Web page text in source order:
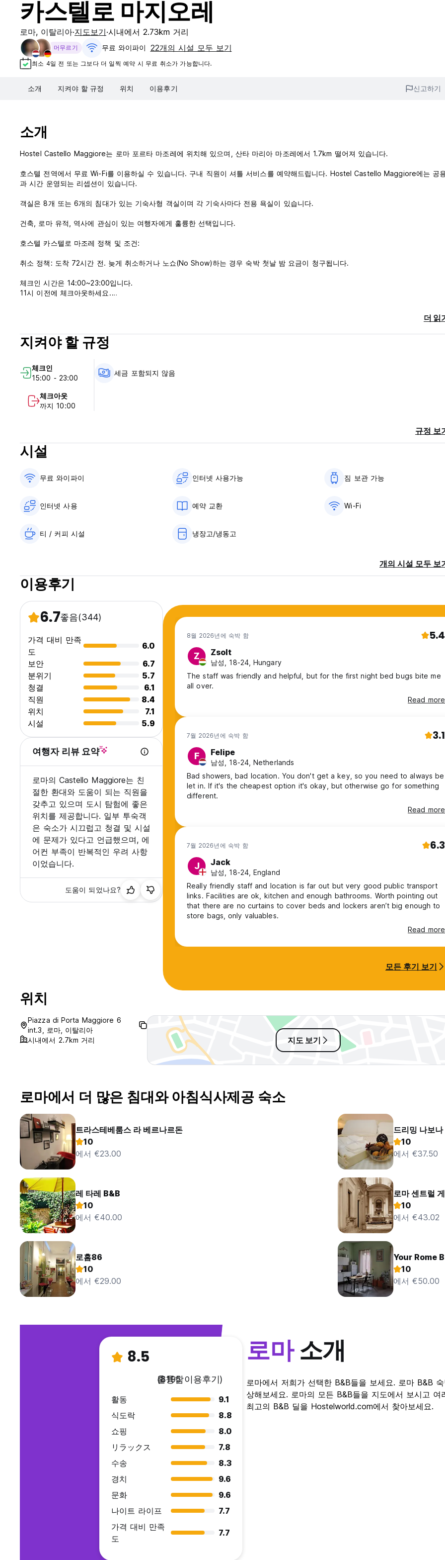
카스텔로 마지오레
로마, 이탈리아 지도보기 시내에서 2.73km 거리
머무르기 무료 와이파이 22개의 시설 모두 보기
최소 4일 전 또는 그보다 더 일찍 예약 시 무료 취소가 가능합니다.
소개 지켜야 할 규정 위치 이용후기 신고하기
소개
Hostel Castello Maggiore는 로마 포르타 마조레에 위치해 있으며, 산타 마리아 마조레에서 1.7km 떨어져 있습니다.
호스텔 전역에서 무료 Wi-Fi를 이용하실 수 있습니다. 구내 직원이 셔틀 서비스를 예약해드립니다. Hostel Castello Maggiore에는 공
과 시간 운영되는 리셉션이 있습니다.
객실은 8개 또는 6개의 침대가 있는 기숙사형 객실이며 각 기숙사마다 전용 욕실이 있습니다.
건축, 로마 유적, 역사에 관심이 있는 여행자에게 훌륭한 선택입니다.
호스텔 카스텔로 마조레 정책 및 조건:
취소 정책: 도착 72시간 전. 늦게 취소하거나 노쇼(No Show)하는 경우 숙박 첫날 밤 요금이 청구됩니다.
체크인 시간은 14:00~23:00입니다.
11시 이전에 체크아웃하세요.
이 숙박 시설에서는 도착 전에 카드를 사전 승인할 수 있습니다.
24시간 리셉션
통금 없음.
금연. (Auto-translated from original language)
더 읽
지켜야 할 규정
체크인
15:00 - 23:00
체크아웃
까지 10:00
세금 포함되지 않음
규정 보
시설
무료 와이파이 인터넷 사용가능 짐 보관 가능
인터넷 사용 예약 교환 Wi-Fi
티 / 커피 시설 냉장고/냉동고
개의 시설 모두 보
이용후기
6.7좋음(344)
가격 대비 만족
도
6.0
보안
6.7
분위기
5.7
청결
6.1
직원
8.4
위치
7.1
시설
5.9
여행자 리뷰 요약
로마의 Castello Maggiore는 친
절한 환대와 도움이 되는 직원을
갖추고 있으며 도시 탐험에 좋은
위치를 제공합니다. 일부 투숙객
은 숙소가 시끄럽고 청결 및 시설
에 문제가 있다고 언급했으며, 에
어컨 부족이 반복적인 우려 사항
이었습니다.
도움이 되었나요?
8월 2026년에 숙박 함 5.4
Z Zsolt
남성, 18-24, Hungary
The staff was friendly and helpful, but for the first night bed bugs bite me
all over.
Read more
7월 2026년에 숙박 함 3.1
F Felipe
남성, 18-24, Netherlands
Bad showers, bad location. You don't get a key, so you need to always be
let in. If it's the cheapest option it's okay, but otherwise go for something
different.
Read more
7월 2026년에 숙박 함 6.3
J Jack
남성, 18-24, England
Really friendly staff and location is far out but very good public transport
links. Facilities are ok, kitchen and enough bathrooms. Worth pointing out
that there are no curtains to cover beds and lockers aren’t big enough to
store bags, only valuables.
Read more
모든 후기 보기
위치
Piazza di Porta Maggiore 6
int.3, 로마, 이탈리아
시내에서 2.7km 거리
지도 보기
로마에서 더 많은 침대와 아침식사제공 숙소
트라스테베룸스 라 베르나르돈
10
에서 €23.00
드리밍 나보나
10
에서 €37.50
레 타레 B&B
10
에서 €40.00
로마 센트럴
10
에서 €43.02
로홈86
10
에서 €29.00
Your Rome
10
에서 €50.00
8.5
훌륭함
(8195 이용후기)
활동
9.1
식도락
8.8
쇼핑
8.0
リラックス
7.8
수송
8.3
경치
9.6
문화
9.6
나이트 라이프
7.7
가격 대비 만족
도
7.7
로마소개
로마에서 저희가 선택한 B&B들을 보세요. 로마 B&B
상해보세요. 로마의 모든 B&B들을 지도에서 보시고
최고의 B&B 딜을 Hostelworld.com에서 찾아보세요.